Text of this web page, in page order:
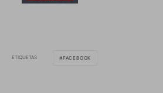
ETIQUETAS FACEBOOK